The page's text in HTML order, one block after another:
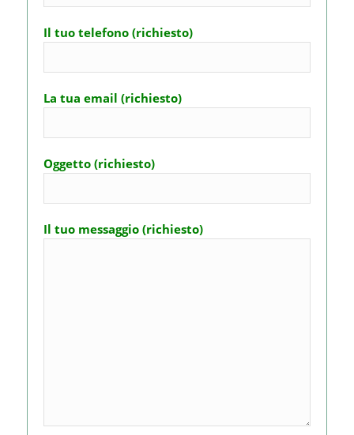
Il tuo telefono (richiesto)
La tua email (richiesto)
Oggetto (richiesto)
Il tuo messaggio (richiesto)